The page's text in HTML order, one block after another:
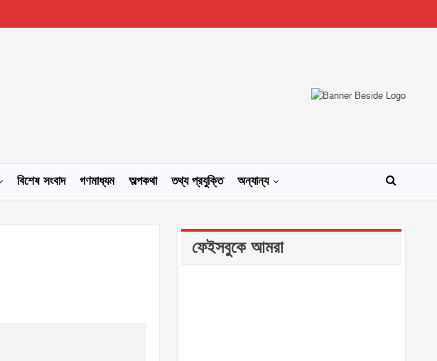
বিশেষ সংবাদ গণমাধ্যম অল্পকথা তথ্য প্রযুক্তি অন্যান্য
ফেইসবুকে আমরা